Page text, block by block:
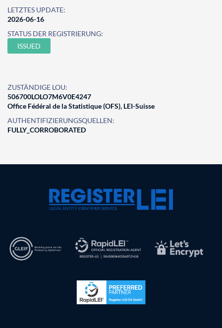
LETZTES UPDATE:
2026-06-16
STATUS DER REGISTRIERUNG:
ISSUED
ZUSTÄNDIGE LOU:
506700LOLO7M6V0E4247
Office Fédéral de la Statistique (OFS), LEI-Suisse
AUTHENTIFIZIERUNGSQUELLEN:
FULLY_CORROBORATED